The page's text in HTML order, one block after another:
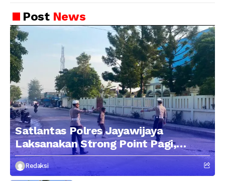
Berintegritas
PostNews
Satlantas Polres Jayawijaya
Laksanakan Strong Point Pagi,
Edukasi Pengendara dengan
Pendekatan Humanis
Redaksi